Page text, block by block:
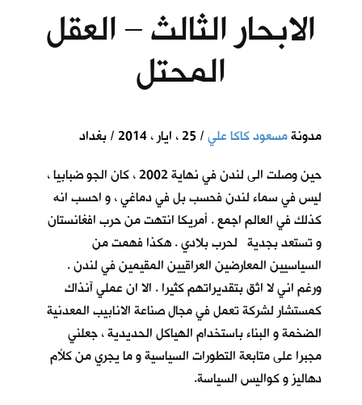
الابحار الثالث – العقل
المحتل
مدونةمسعود كاكا علي/ 25 ، ايار ، 2014 / بغداد
حين وصلت الى لندن في نهاية 2002 ، كان الجو ضبابيا ،
ليس في سماء لندن فحسب بل في دماغي ، و احسب انه
كذلك في العالم اجمع . أمريكا انتهت من حرب افغانستان
و تستعد بجدية لحرب بلادي . هكذا فهمت من
السياسيين المعارضين العراقيين المقيمين في لندن .
ورغم اني لا اثق بتقديراتهم كثيرا . الا ان عملي آنذاك
كمستشار لشركة تعمل في مجال صناعة الانابيب المعدنية
الضخمة و البناء باستخدام الهياكل الحديدية ، جعلني
مجبرا على متابعة التطورات السياسية و ما يجري من كلأم
دهاليز و كواليس السياسة.